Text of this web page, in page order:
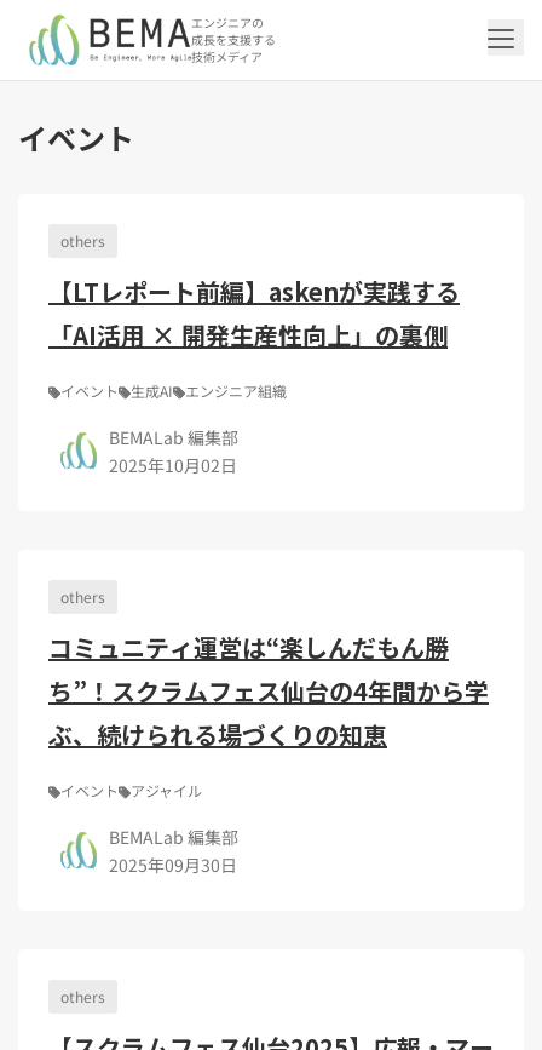
エンジニアの
成長を支援する
技術メディア
「アジャイル開発/スクラム」の記事一覧を
「アジャイル開発/スクラム」のタグ一覧
スクラムマスター（19）
アジャイル（15）
レトロスペクティブ（6）
「DevOps/クラウド」の記事一覧を見る
AWS（20）
CI/CD（9）
Terraform（6）
インフラストラクチャ（5）
Docker（4）
CodeCommit（2）
Amplify（2）
Ansible（2）
Google Cloud（1）
DevSecOps（1）
「AI」の記事一覧を見る
生成AI（13）
AIエージェント（4）
NotebookLM（3）
Gemini（3）
「バックエンド」の記事一覧を見る
Oracle APEX（5）
Python（4）
API（2）
Ruby（2）
SQL（1）
アクセス制御（1）
「Flutter/モバイル」の記事一覧を見る
Flutter（38）
Dart（6）
Swift（2）
アプリ開発（1）
「Jamstack/フロントエンド」の記事一覧
「Jamstack/フロントエンド」のタグ一覧
Jamstack（10）
Astro（10）
SSG（9）
microCMS（7）
TypeScript（4）
JavaScript（4）
WordPress（3）
Puppeteer（1）
React（1）
「others」の記事一覧を見る
エンジニア組織（48）
イベント（42）
アドベントカレンダー2024（25）
若手エンジニア（12）
トラブルシューティング（12）
キャリア（8）
内製化（7）
イベント
others
【LTレポート前編】askenが実践する
「AI活用 × 開発生産性向上」の裏側
イベント 生成AI エンジニア組織
BEMALab 編集部
2025年10月02日
others
コミュニティ運営は“楽しんだもん勝
ち”！スクラムフェス仙台の4年間から学
ぶ、続けられる場づくりの知恵
イベント アジャイル
BEMALab 編集部
2025年09月30日
others